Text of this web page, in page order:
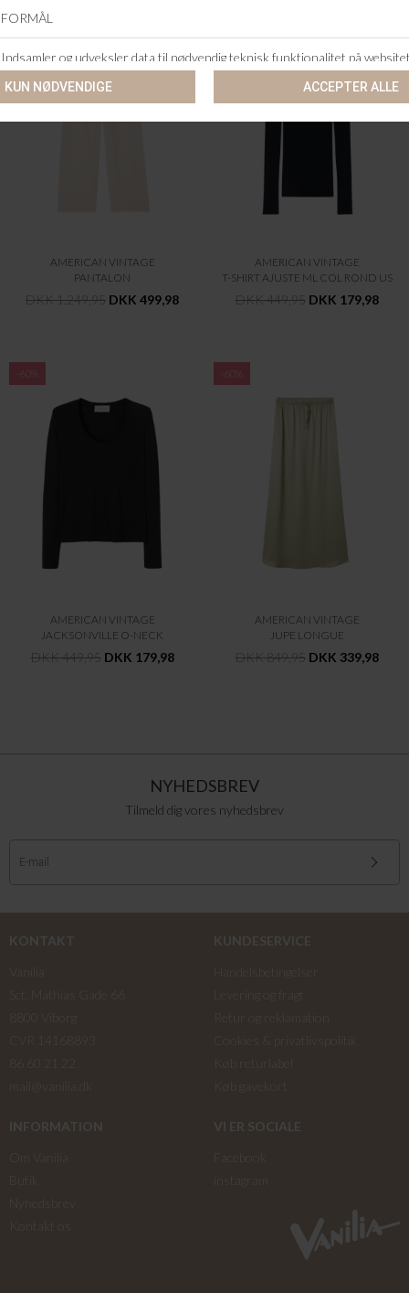
-60%
AMERICAN VINTAGE
PANTALON
DKK 1.249,95 DKK 499,98
AMERICAN VINTAGE
T-SHIRT AJUSTE ML COL ROND US
DKK 449,95 DKK 179,98
-60%
AMERICAN VINTAGE
JACKSONVILLE O-NECK
DKK 449,95 DKK 179,98
-60%
AMERICAN VINTAGE
JUPE LONGUE
DKK 849,95 DKK 339,98
NYHEDSBREV
Tilmeld dig vores nyhedsbrev
KONTAKT
KUNDESERVICE
INFORMATION
VI ER SOCIALE